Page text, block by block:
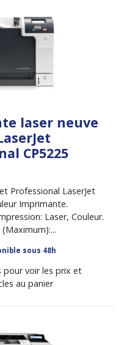
laser neuve
CP5225
Professional LaserJet
Imprimante.
Laser, Couleur.
sous 48h
pour voir les prix et
au panier